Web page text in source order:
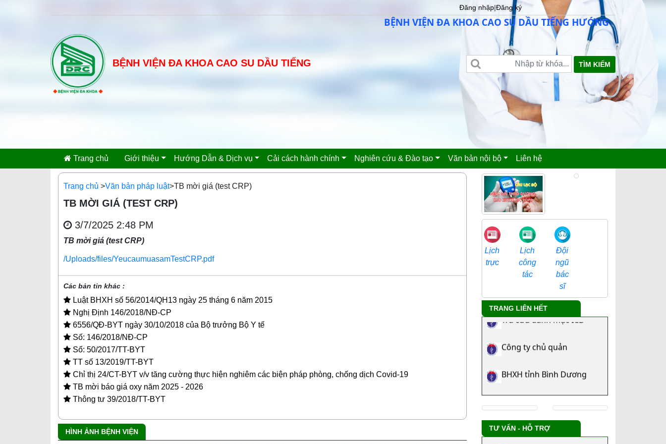
Đăng nhập|Đăng ký
BỆNH VIỆN ĐA KHOA CAO SU DẦU TIẾNG HƯỚNG TỚI SỰ HÀI
BỆNH VIỆN ĐA KHOA CAO SU DẦU TIẾNG TÌM KIẾM
Trang chủ Giới thiệu Hướng Dẫn & Dịch vụ Cải cách hành chính Nghiên cứu & Đào tạo Văn bản nội bộ Liên hệ
Trang chủ >Văn bản pháp luật>TB mời giá (test CRP)
TB MỜI GIÁ (TEST CRP)
3/7/2025 2:48 PM
TB mời giá (test CRP)
/Uploads/files/YeucaumuasamTestCRP.pdf
Các bản tin khác :
Luật BHXH số 56/2014/QH13 ngày 25 tháng 6 năm 2015
Nghị Định 146/2018/NĐ-CP
6556/QĐ-BYT ngày 30/10/2018 của Bộ trưởng Bộ Y tế
Số: 146/2018/NĐ-CP
Số: 50/2017/TT-BYT
TT số 13/2019/TT-BYT
Chỉ thị 24/CT-BYT v/v tăng cường thực hiện nghiêm các biện pháp phòng, chống dịch Covid-19
TB mời báo giá oxy năm 2025 - 2026
Thông tư 39/2018/TT-BYT
HÌNH ẢNH BỆNH VIỆN
Lịch
trực
Lịch
công
tác
Đội
ngũ
bác
sĩ
TRANG LIÊN HẾT
Tra cứu danh mục ICD
TƯ VẤN - HỖ TRỢ